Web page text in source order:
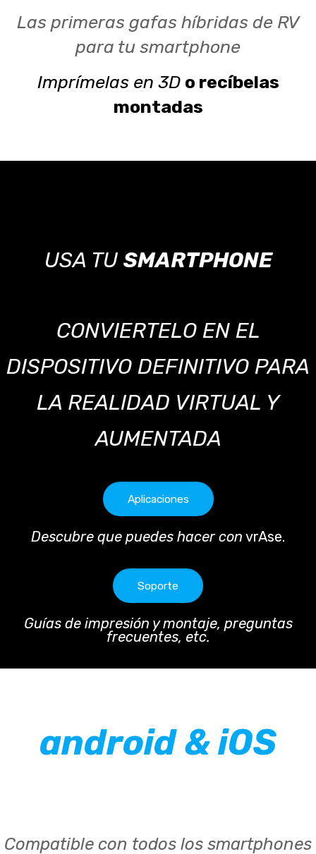
Las primeras gafas híbridas de RV
para tu smartphone
Imprímelas en 3D o recíbelas
montadas
USA TU SMARTPHONE
CONVIERTELO EN EL
DISPOSITIVO DEFINITIVO PARA
LA REALIDAD VIRTUAL Y
AUMENTADA
Aplicaciones
Descubre que puedes hacer con vrAse.
Soporte
Guías de impresión y montaje, preguntas
frecuentes, etc.
android & iOS
Compatible con todos los smartphones